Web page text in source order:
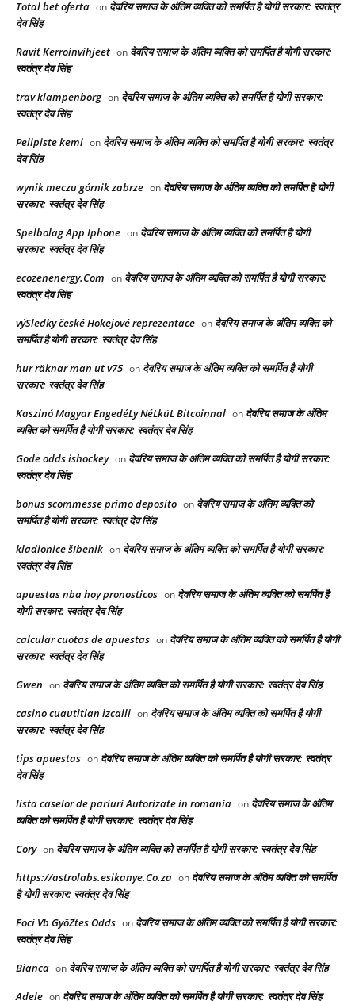
Total bet oferta on देवरिय समाज के अंतिम व्यक्ति को समर्पित है योगी सरकार: स्वतंत्र
देव सिंह
Ravit Kerroinvihjeet on देवरिय समाज के अंतिम व्यक्ति को समर्पित है योगी सरकार:
स्वतंत्र देव सिंह
trav klampenborg on देवरिय समाज के अंतिम व्यक्ति को समर्पित है योगी सरकार:
स्वतंत्र देव सिंह
Pelipiste kemi on देवरिय समाज के अंतिम व्यक्ति को समर्पित है योगी सरकार: स्वतंत्र
देव सिंह
wynik meczu górnik zabrze on देवरिय समाज के अंतिम व्यक्ति को समर्पित है योगी
सरकार: स्वतंत्र देव सिंह
Spelbolag App Iphone on देवरिय समाज के अंतिम व्यक्ति को समर्पित है योगी
सरकार: स्वतंत्र देव सिंह
ecozenenergy.Com on देवरिय समाज के अंतिम व्यक्ति को समर्पित है योगी सरकार:
स्वतंत्र देव सिंह
výSledky české Hokejové reprezentace on देवरिय समाज के अंतिम व्यक्ति को
समर्पित है योगी सरकार: स्वतंत्र देव सिंह
hur räknar man ut v75 on देवरिय समाज के अंतिम व्यक्ति को समर्पित है योगी
सरकार: स्वतंत्र देव सिंह
Kaszinó Magyar EngedéLy NéLküL Bitcoinnal on देवरिय समाज के अंतिम
व्यक्ति को समर्पित है योगी सरकार: स्वतंत्र देव सिंह
Gode odds ishockey on देवरिय समाज के अंतिम व्यक्ति को समर्पित है योगी सरकार:
स्वतंत्र देव सिंह
bonus scommesse primo deposito on देवरिय समाज के अंतिम व्यक्ति को
समर्पित है योगी सरकार: स्वतंत्र देव सिंह
kladionice šIbenik on देवरिय समाज के अंतिम व्यक्ति को समर्पित है योगी सरकार:
स्वतंत्र देव सिंह
apuestas nba hoy pronosticos on देवरिय समाज के अंतिम व्यक्ति को समर्पित है
योगी सरकार: स्वतंत्र देव सिंह
calcular cuotas de apuestas on देवरिय समाज के अंतिम व्यक्ति को समर्पित है योगी
सरकार: स्वतंत्र देव सिंह
Gwen on देवरिय समाज के अंतिम व्यक्ति को समर्पित है योगी सरकार: स्वतंत्र देव सिंह
casino cuautitlan izcalli on देवरिय समाज के अंतिम व्यक्ति को समर्पित है योगी
सरकार: स्वतंत्र देव सिंह
tips apuestas on देवरिय समाज के अंतिम व्यक्ति को समर्पित है योगी सरकार: स्वतंत्र
देव सिंह
lista caselor de pariuri Autorizate in romania on देवरिय समाज के अंतिम
व्यक्ति को समर्पित है योगी सरकार: स्वतंत्र देव सिंह
Cory on देवरिय समाज के अंतिम व्यक्ति को समर्पित है योगी सरकार: स्वतंत्र देव सिंह
https://astrolabs.esikanye.Co.za on देवरिय समाज के अंतिम व्यक्ति को समर्पित
है योगी सरकार: स्वतंत्र देव सिंह
Foci Vb GyőZtes Odds on देवरिय समाज के अंतिम व्यक्ति को समर्पित है योगी सरकार:
स्वतंत्र देव सिंह
Bianca on देवरिय समाज के अंतिम व्यक्ति को समर्पित है योगी सरकार: स्वतंत्र देव सिंह
Adele on देवरिय समाज के अंतिम व्यक्ति को समर्पित है योगी सरकार: स्वतंत्र देव सिंह